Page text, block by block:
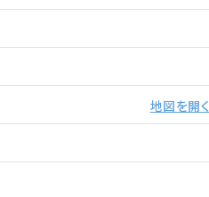
地図を開く